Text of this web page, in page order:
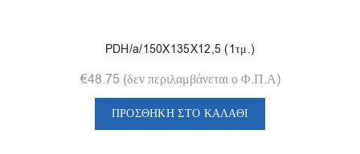
PDH/a/150X135X12,5 (1τμ.)
€48.75 (δεν περιλαμβάνεται ο Φ.Π.Α)
ΠΡΟΣΘΉΚΗ ΣΤΟ ΚΑΛΆΘΙ